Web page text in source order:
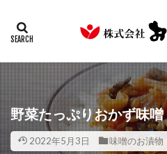
野菜たっぷりおかず味噌
2022年5月3日 味噌のお漬物
カテゴリー
検索